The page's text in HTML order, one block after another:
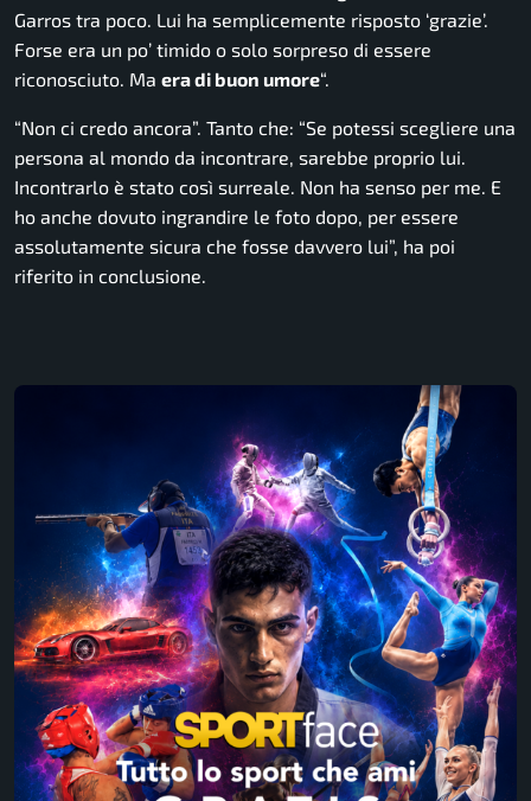
Garros tra poco. Lui ha semplicemente risposto ‘grazie’.
Forse era un po’ timido o solo sorpreso di essere
riconosciuto. Ma era di buon umore“.
“Non ci credo ancora”. Tanto che: “Se potessi scegliere una
persona al mondo da incontrare, sarebbe proprio lui.
Incontrarlo è stato così surreale. Non ha senso per me. E
ho anche dovuto ingrandire le foto dopo, per essere
assolutamente sicura che fosse davvero lui”, ha poi
riferito in conclusione.